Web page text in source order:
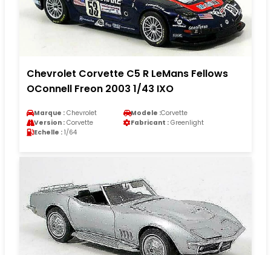
Chevrolet Corvette C5 R LeMans Fellows
OConnell Freon 2003 1/43 IXO
Marque : Chevrolet Modele :Corvette
Version : Corvette Fabricant : Greenlight
Echelle : 1/64